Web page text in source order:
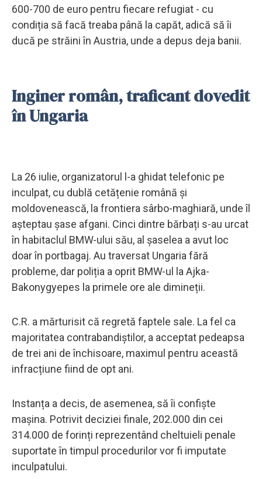
600-700 de euro pentru fiecare refugiat - cu
condiția să facă treaba până la capăt, adică să îi
ducă pe străini în Austria, unde a depus deja banii.
Inginer român, traficant dovedit
în Ungaria
La 26 iulie, organizatorul l-a ghidat telefonic pe
inculpat, cu dublă cetățenie română și
moldovenească, la frontiera sârbo-maghiară, unde îl
așteptau șase afgani. Cinci dintre bărbați s-au urcat
în habitaclul BMW-ului său, al șaselea a avut loc
doar în portbagaj. Au traversat Ungaria fără
probleme, dar poliția a oprit BMW-ul la Ajka-
Bakonygyepes la primele ore ale dimineții.
C.R. a mărturisit că regretă faptele sale. La fel ca
majoritatea contrabandiștilor, a acceptat pedeapsa
de trei ani de închisoare, maximul pentru această
infracțiune fiind de opt ani.
Instanța a decis, de asemenea, să îi confiște
mașina. Potrivit deciziei finale, 202.000 din cei
314.000 de forinți reprezentând cheltuieli penale
suportate în timpul procedurilor vor fi imputate
inculpatului.